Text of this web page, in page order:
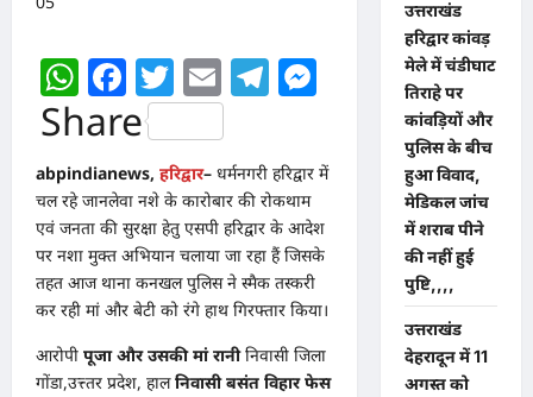
WhatsApp
Facebook
Twitter
EmailTelegram
Messenger
Share
abpindianews, हरिद्वार– धर्मनगरी हरिद्वार में
चल रहे जानलेवा नशे के कारोबार की रोकथाम
एवं जनता की सुरक्षा हेतु एसपी हरिद्वार के आदेश
पर नशा मुक्त अभियान चलाया जा रहा हैं जिसके
तहत आज थाना कनखल पुलिस ने स्मैक तस्करी
कर रही मां और बेटी को रंगे हाथ गिरफ्तार किया।
आरोपी पूजा और उसकी मां रानीनिवासी जिला
गोंडा,उत्त्तर प्रदेश, हालनिवासी बसंत विहार फेस
उत्तराखंड
हरिद्वार कांवड़
मेले में चंडीघाट
तिराहे पर
कांवड़ियों और
पुलिस के बीच
हुआ विवाद,
मेडिकल जांच
में शराब पीने
की नहीं हुई
पुष्टि,,,,
उत्तराखंड
देहरादून में 11
अगस्त को